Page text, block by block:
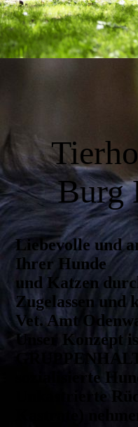
Burg
Liebevolle und
Ihrer Hunde
und Katzen
Zugelassen
Vet. Amt
Unser Konzept
sozialisierte
Unkastrierte
Kastrate)